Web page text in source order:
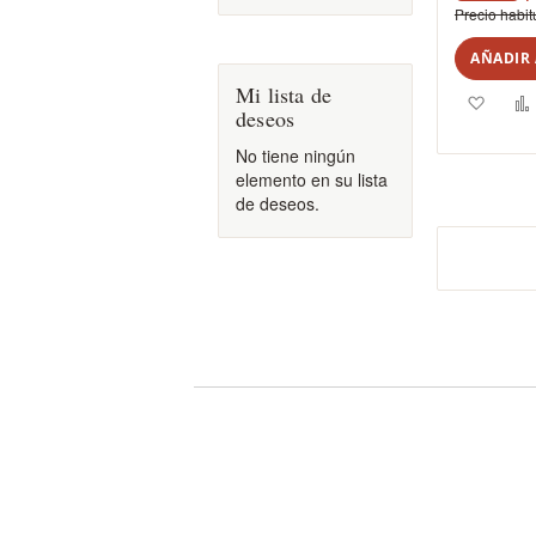
Precio
AÑADIR
Mi lista de
deseos
No tiene ningún
elemento en su lista
de deseos.